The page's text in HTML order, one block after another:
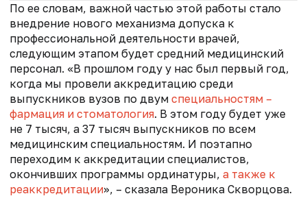
По ее словам, важной частью этой работы стало
внедрение нового механизма допуска к
профессиональной деятельности врачей,
следующим этапом будет средний медицинский
персонал. «В прошлом году у нас был первый год,
когда мы провели аккредитацию среди
выпускников вузов по двум специальностям –
фармация и стоматология. В этом году будет уже
не 7 тысяч, а 37 тысяч выпускников по всем
медицинским специальностям. И поэтапно
переходим к аккредитации специалистов,
окончивших программы ординатуры, а также к
реаккредитации», – сказала Вероника Скворцова.